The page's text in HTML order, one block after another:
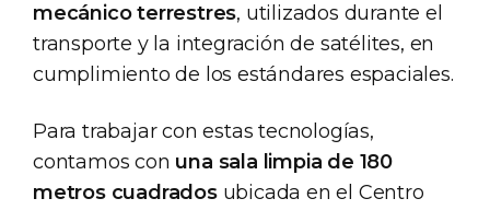
mecánico terrestres, utilizados durante el
transporte y la integración de satélites, en
cumplimiento de los estándares espaciales.
Para trabajar con estas tecnologías,
contamos con una sala limpia de 180
metros cuadradosubicada en el Centro